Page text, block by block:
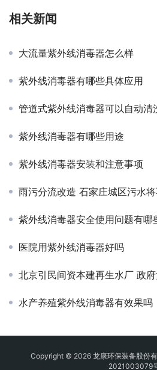
相关新闻
大流量紫外线消毒器怎么样
紫外线消毒器有哪些具体应用
管道式紫外线消毒器可以自动清
紫外线消毒器有哪些用途
紫外线消毒器安装和注意事项
雨污分流改造 石家庄城区污水
紫外线消毒器安全使用问题有哪
医院用紫外线消毒器好吗
北京引民间资本建再生水厂 政
水产养殖紫外线消毒器有效果吗
Copyright © 2026 龙康环保装备股份
2021003079